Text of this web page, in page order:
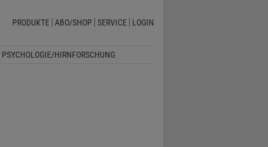
PRODUKTE ABO/SHOP SERVICE LOGIN
PSYCHOLOGIE/HIRNFORSCHUNG